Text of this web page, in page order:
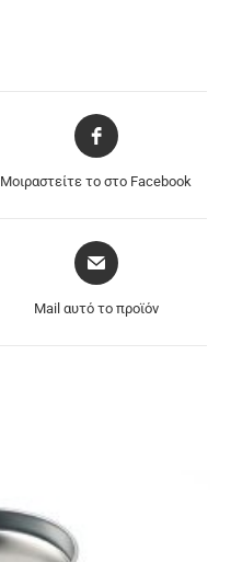
Μοιραστείτε το στο Facebook
Mail αυτό το προϊόν